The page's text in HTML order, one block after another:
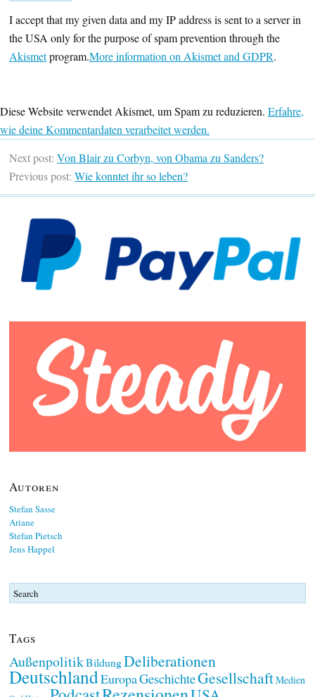
I accept that my given data and my IP address is sent to a server in
the USA only for the purpose of spam prevention through the
Akismetprogram.More information on Akismet and GDPR.
Diese Website verwendet Akismet, um Spam zu reduzieren. Erfahre,
wie deine Kommentardaten verarbeitet werden.
Next post: Von Blair zu Corbyn, von Obama zu Sanders?
Previous post: Wie konntet ihr so leben?
Autoren
Stefan Sasse
Ariane
Stefan Pietsch
Jens Happel
Tags
AußenpolitikBildungDeliberationen
DeutschlandEuropaGeschichteGesellschaftMedien